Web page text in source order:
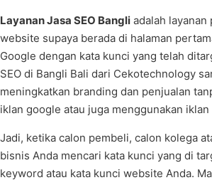
Layanan Jasa SEO Bangli adalah
website supaya berada di halaman
Google dengan kata kunci yang telah
SEO di Bangli Bali dari Cekotechnology
meningkatkan branding dan penjualan
iklan google atau juga menggunakan iklan
Jadi, ketika calon pembeli, calon kolega
bisnis Anda mencari kata kunci yang di
keyword atau kata kunci website Anda.